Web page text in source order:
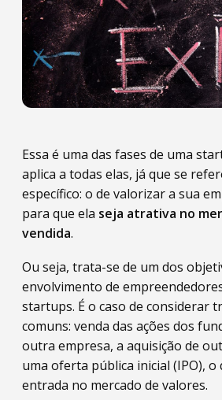
Essa é uma das fases de uma
aplica a todas elas, já que se
específico: o de valorizar a sua
para que ela seja atrativa no
vendida.
Ou seja, trata-se de um dos
envolvimento de
startups. É o caso de considerar
comuns: venda das ações dos
outra empresa, a aquisição de
uma oferta pública inicial (IPO), o
entrada no mercado de valores.